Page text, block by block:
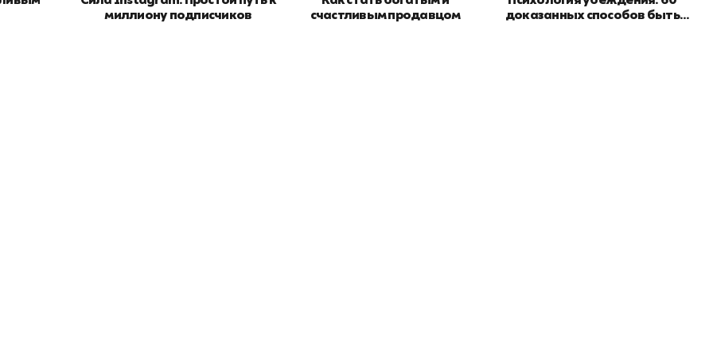
миллиону подписчиков
счастливым продавцом
доказанных способов быть